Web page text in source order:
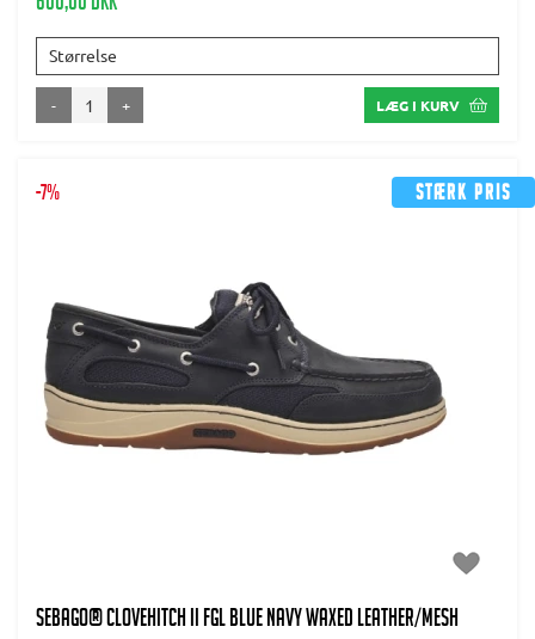
Størrelse
- + LÆG I KURV
Stærk pris
-7%
SEBAGO® Clovehitch II FGL Blue navy waxed leather/mesh